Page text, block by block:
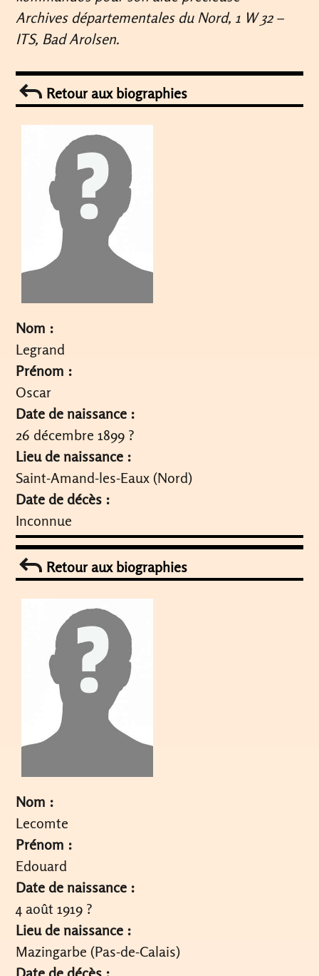
Archives départementales du Nord, 1 W 32 –
ITS, Bad Arolsen.
Retour aux biographies
Nom :
Legrand
Prénom :
Oscar
Date de naissance :
26 décembre 1899 ?
Lieu de naissance :
Saint-Amand-les-Eaux (Nord)
Date de décès :
Inconnue
Retour aux biographies
Nom :
Lecomte
Prénom :
Edouard
Date de naissance :
4 août 1919 ?
Lieu de naissance :
Mazingarbe (Pas-de-Calais)
Date de décès :